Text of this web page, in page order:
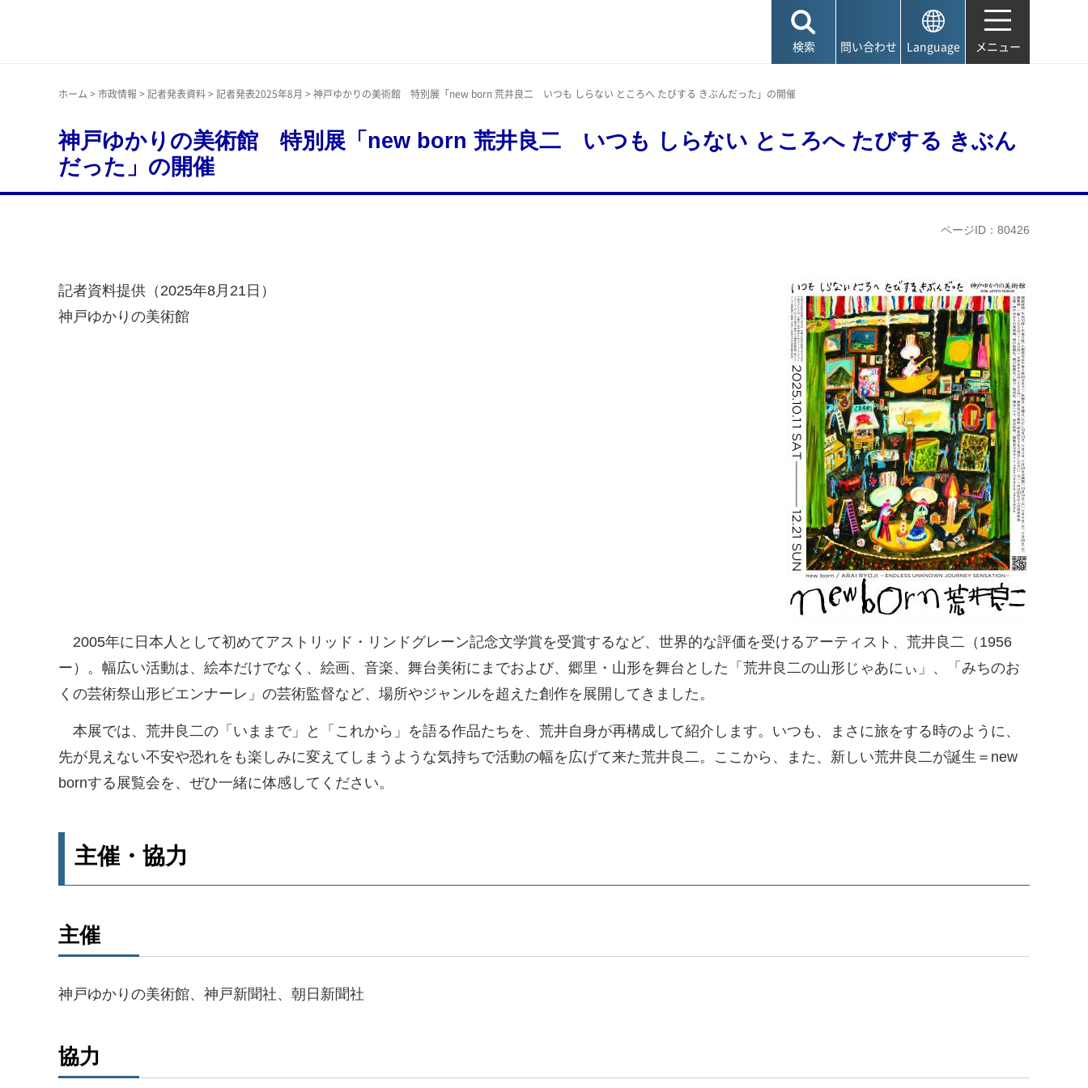
検索 問い合わせ Language メニュー
ホーム > 市政情報 > 記者発表資料> 記者発表2025年8月 > 神戸ゆかりの美術館 特別展「new born 荒井良二 いつも しらない ところへ たびする きぶんだった」の開催
神戸ゆかりの美術館 特別展「new born 荒井良二 いつも しらない ところへ たびする きぶん
だった」の開催
ページID：80426
記者資料提供（2025年8月21日）
神戸ゆかりの美術館
2005年に日本人として初めてアストリッド・リンドグレーン記念文学賞を受賞するなど、世界的な評価を受けるアーティスト、荒井良二（1956
ー）。幅広い活動は、絵本だけでなく、絵画、音楽、舞台美術にまでおよび、郷里・山形を舞台とした「荒井良二の山形じゃあにぃ」、「みちのお
くの芸術祭山形ビエンナーレ」の芸術監督など、場所やジャンルを超えた創作を展開してきました。
本展では、荒井良二の「いままで」と「これから」を語る作品たちを、荒井自身が再構成して紹介します。いつも、まさに旅をする時のように、
先が見えない不安や恐れをも楽しみに変えてしまうような気持ちで活動の幅を広げて来た荒井良二。ここから、また、新しい荒井良二が誕生＝new
bornする展覧会を、ぜひ一緒に体感してください。
主催・協力
主催
神戸ゆかりの美術館、神戸新聞社、朝日新聞社
協力